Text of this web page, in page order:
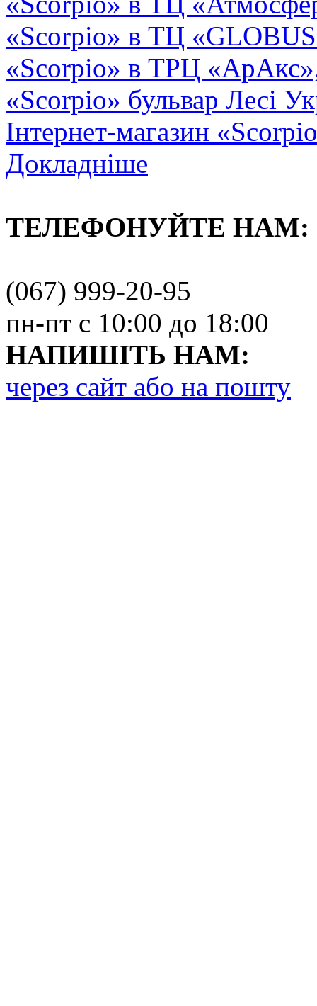
«Scorpio» в ТЦ
«Scorpio» в ТРЦ
«Scorpio» бульвар Лесі
Інтернет-магазин
Докладніше
ТЕЛЕФОНУЙТЕ НАМ:
(067) 999-20-95
пн-пт с 10:00 до 18:00
НАПИШІТЬ НАМ:
через сайт або на пошту